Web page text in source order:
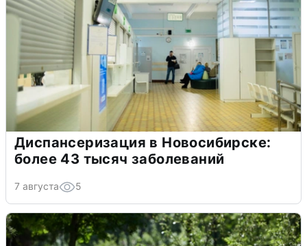
Диспансеризация в Новосибирске:
более 43 тысяч заболеваний
7 августа 5